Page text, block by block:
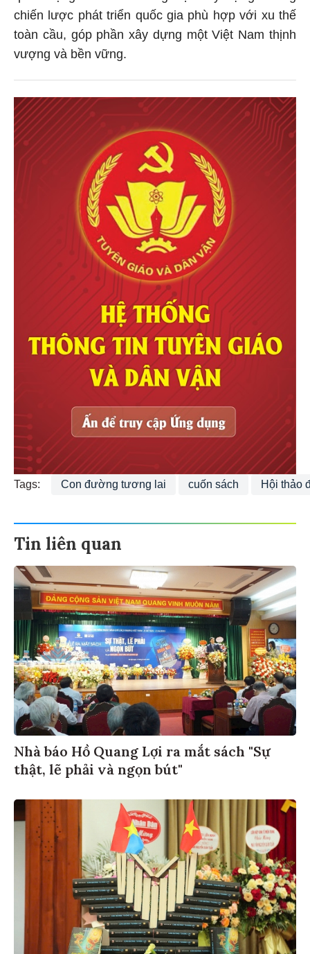
chiến lược phát triển quốc gia phù hợp với xu thế
toàn cầu, góp phần xây dựng một Việt Nam thịnh
vượng và bền vững.
Tags: Con đường tương lai cuốn sách Hội thảo
Tin liên quan
Nhà báo Hồ Quang Lợi ra mắt sách "Sự
thật, lẽ phải và ngọn bút"